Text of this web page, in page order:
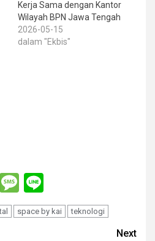
Kerja Sama dengan Kantor
Wilayah BPN Jawa Tengah
2026-05-15
dalam "Ekbis"
TwitterMessage
space by kai teknologi
Next